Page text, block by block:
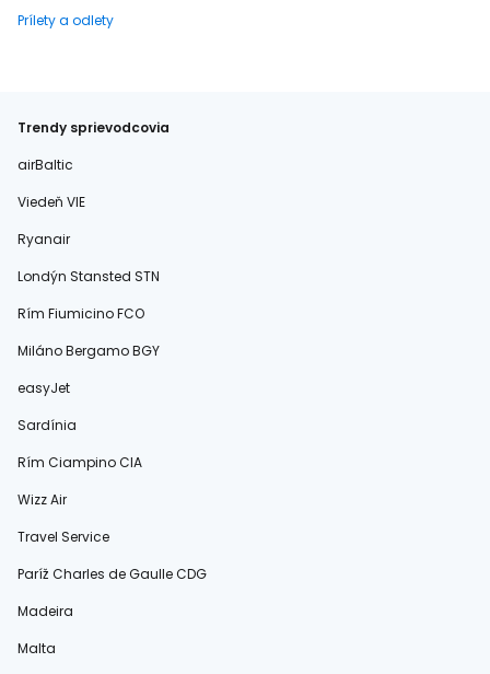
Prílety a odlety
Trendy sprievodcovia
airBaltic
Viedeň VIE
Ryanair
Londýn Stansted STN
Rím Fiumicino FCO
Miláno Bergamo BGY
easyJet
Sardínia
Rím Ciampino CIA
Wizz Air
Travel Service
Paríž Charles de Gaulle CDG
Madeira
Malta